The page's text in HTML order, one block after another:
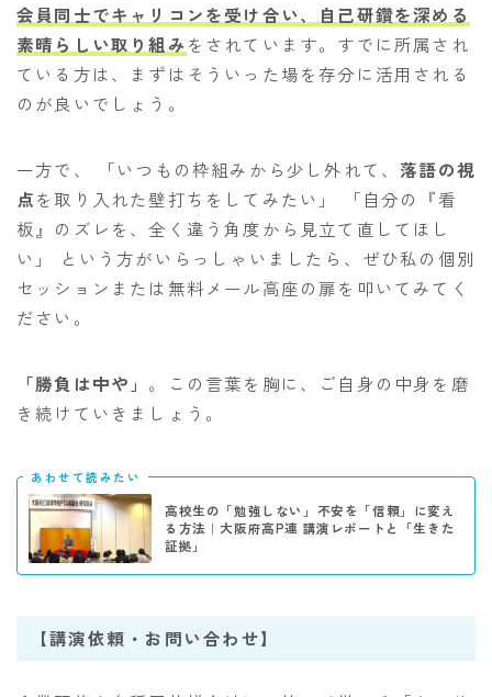
会員同士でキャリコンを受け合い、自己研鑽を深める
素晴らしい取り組みをされています。すでに所属され
ている方は、まずはそういった場を存分に活用される
のが良いでしょう。
一方で、 「いつもの枠組みから少し外れて、 落語の視
点を取り入れた壁打ちをしてみたい」 「自分の『看
板』のズレを、全く違う角度から見立て直してほし
い」 という方がいらっしゃいましたら、ぜひ私の個別
セッションまたは無料メール高座の扉を叩いてみてく
ださい。
「勝負は中や」 。この言葉を胸に、ご自身の中身を磨
き続けていきましょう。
あわせて読みたい
高校生の「勉強しない」不安を「信頼」に変え
る方法｜大阪府高P連 講演レポートと「生きた
証拠」
【講演依頼・お問い合わせ】